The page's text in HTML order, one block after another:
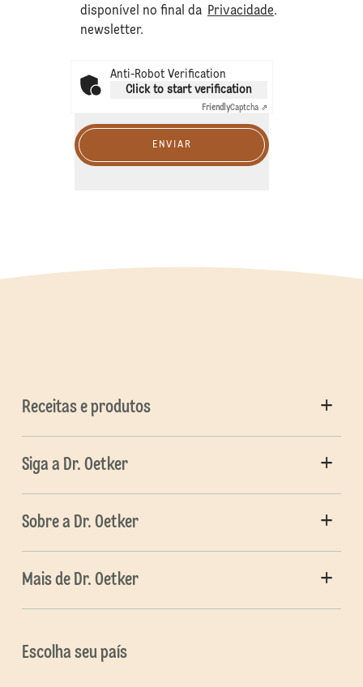
disponível no final da
newsletter.
Privacidade.
Anti-Robot Verification
Click to start verification
FriendlyCaptcha ⇗
ENVIAR
Receitas e produtos
Siga a Dr. Oetker
Sobre a Dr. Oetker
Mais de Dr. Oetker
Escolha seu país